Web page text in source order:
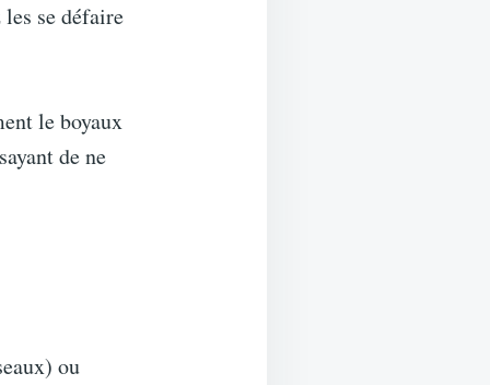
se défaire
le boyaux
de ne
ou